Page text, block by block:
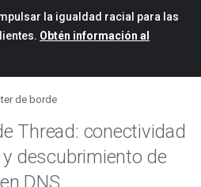
la igualdad racial para las
Obtén información al
de borde
Thread: conectividad
descubrimiento de
DNS